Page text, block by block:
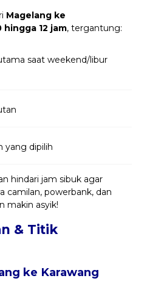
Magelang ke
hingga 12 jam, tergantung:
saat weekend/libur
yang dipilih
hindari jam sibuk agar
camilan, powerbank, dan
makin asyik!
& Titik
ke Karawang